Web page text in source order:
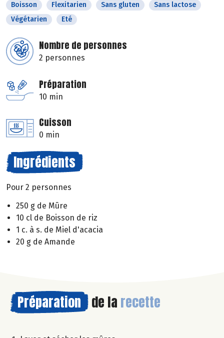
Boisson Flexitarien Sans gluten
Sans lactose
Végétarien
Eté
Nombre de personnes
2 personnes
Préparation
10 min
Cuisson
0 min
Ingrédients
Pour 2 personnes
250 g de Mûre
10 cl de Boisson de riz
1 c. à s. de Miel d'acacia
20 g de Amande
Préparation de la recette